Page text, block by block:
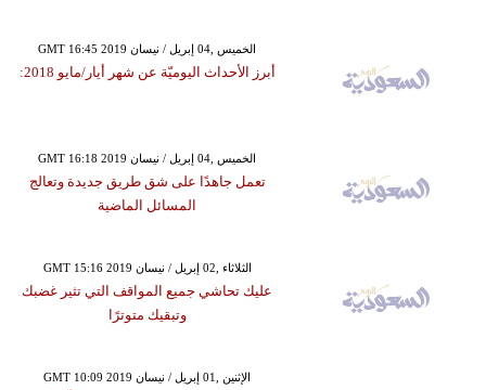
GMT 16:45 2019 الخميس ,04 إبريل / نيسان
أبرز الأحداث اليوميّة عن شهر أيار/مايو 2018:
GMT 16:18 2019 الخميس ,04 إبريل / نيسان
تعمل جاهدًا على شق طريق جديدة وتعالج
المسائل الماضية
GMT 15:16 2019 الثلاثاء ,02 إبريل / نيسان
عليك تحاشي جميع المواقف التي تثير غضبك
وتبقيك متوترًا
GMT 10:09 2019 الإثنين ,01 إبريل / نيسان